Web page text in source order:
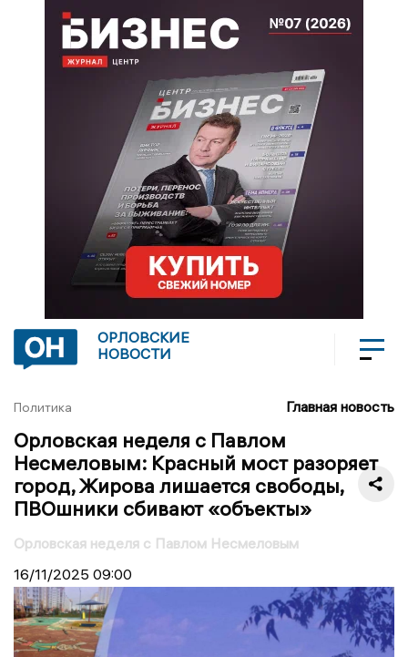
ОРЛОВСКИЕ
НОВОСТИ
Политика Главная новость
Орловская неделя с Павлом
Несмеловым: Красный мост разоряет
город, Жирова лишается свободы,
ПВОшники сбивают «объекты»
Орловская неделя с Павлом Несмеловым
16/11/2025 09:00